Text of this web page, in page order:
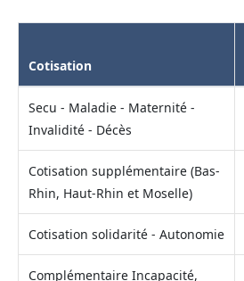
Cotisation
Secu - Maladie - Maternité -
Invalidité - Décès
Cotisation supplémentaire (Bas-
Rhin, Haut-Rhin et Moselle)
Cotisation solidarité - Autonomie
Complémentaire Incapacité,